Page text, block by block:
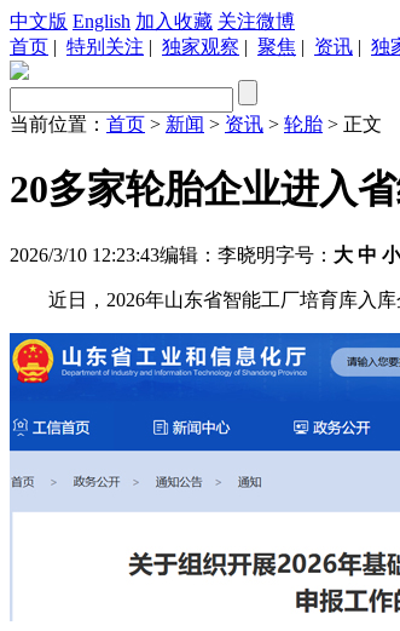
中文版 English 加入收藏 关注微博
首页 | 特别关注 | 独家观察 | 聚焦 | 资讯 | 独
当前位置： 首页 > 新闻 > 资讯 > 轮胎 > 正文
20多家轮胎企业进入
2026/3/10 12:23:43编辑：李晓明字号： 大 中 小
近日，2026年山东省智能工厂培育库入库